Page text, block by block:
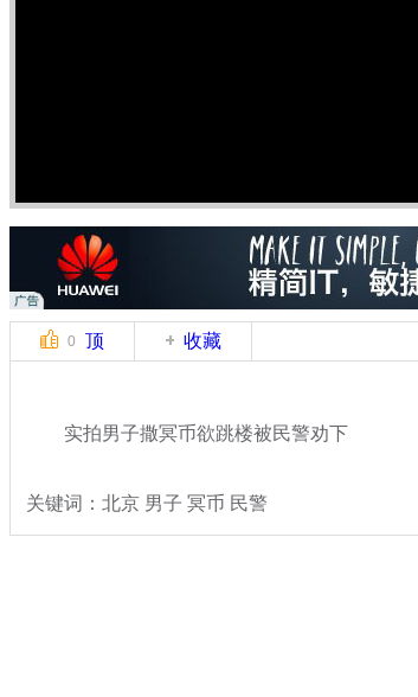
0 顶 收藏
实拍男子撒冥币欲跳楼被民警劝下
关键词：北京 男子 冥币 民警